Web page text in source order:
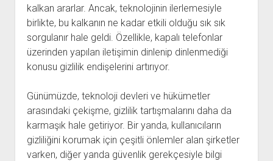
kalkan ararlar. Ancak, teknolojinin ilerlemesiyle
birlikte, bu kalkanın ne kadar etkili olduğu sık sık
sorgulanır hale geldi. Özellikle, kapalı telefonlar
üzerinden yapılan iletişimin dinlenip dinlenmediği
konusu gizlilik endişelerini artırıyor.
Günümüzde, teknoloji devleri ve hükümetler
arasındaki çekişme, gizlilik tartışmalarını daha da
karmaşık hale getiriyor. Bir yanda, kullanıcıların
gizliliğini korumak için çeşitli önlemler alan şirketler
varken, diğer yanda güvenlik gerekçesiyle bilgi